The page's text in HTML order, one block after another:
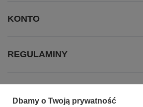
KONTO
REGULAMINY
Dbamy o Twoją prywatność